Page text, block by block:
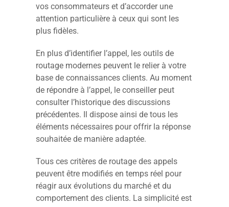
vos consommateurs et d’accorder une
attention particulière à ceux qui sont les
plus fidèles.
En plus d’identifier l’appel, les outils de
routage modernes peuvent le relier à votre
base de connaissances clients. Au moment
de répondre à l’appel, le conseiller peut
consulter l’historique des discussions
précédentes. Il dispose ainsi de tous les
éléments nécessaires pour offrir la réponse
souhaitée de manière adaptée.
Tous ces critères de routage des appels
peuvent être modifiés en temps réel pour
réagir aux évolutions du marché et du
comportement des clients. La simplicité est